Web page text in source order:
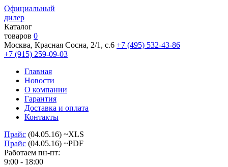
Официальный
дилер
Каталог
товаров 0
Москва, Красная Сосна, 2/1, с.6 +7 (495) 532-43-86
+7 (915) 259-09-03
Главная
Новости
О компании
Гарантия
Доставка и оплата
Контакты
Прайс (04.05.16) ~XLS
Прайс (04.05.16) ~PDF
Работаем пн-пт:
9:00 - 18:00